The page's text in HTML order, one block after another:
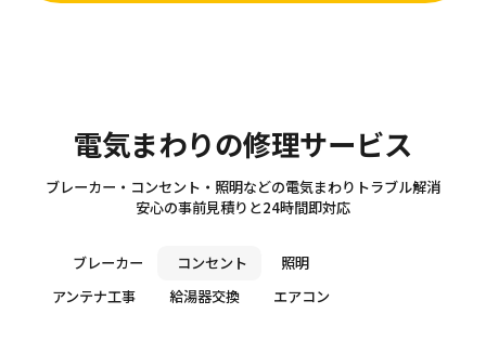
電気まわりの修理サービス
Electricity
ブレーカー・コンセント・照明などの電気まわりトラブル解消
安心の事前見積りと24時間即対応
ブレーカー コンセント
照明
アンテナ工事
給湯器交換 エアコン